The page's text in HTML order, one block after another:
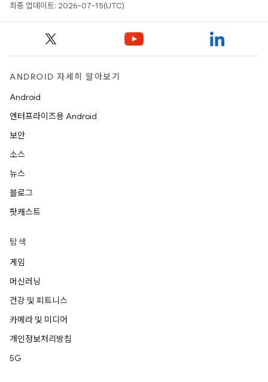
최종 업데이트: 2026-07-15(UTC)
ANDROID 자세히 알아보기
Android
엔터프라이즈용 Android
보안
소스
뉴스
블로그
팟캐스트
탐색
게임
머신러닝
건강 및 피트니스
카메라 및 미디어
개인정보처리방침
5G